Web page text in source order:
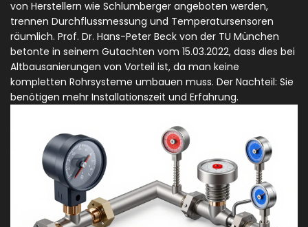
von Herstellern wie Schlumberger angeboten werden,
trennen Durchflussmessung und Temperatursensoren
räumlich. Prof. Dr. Hans-Peter Beck von der TU München
betonte in seinem Gutachten vom 15.03.2022, dass dies bei
Altbausanierungen von Vorteil ist, da man keine
kompletten Rohrsysteme umbauen muss. Der Nachteil: Sie
benötigen mehr Installationszeit und Erfahrung.